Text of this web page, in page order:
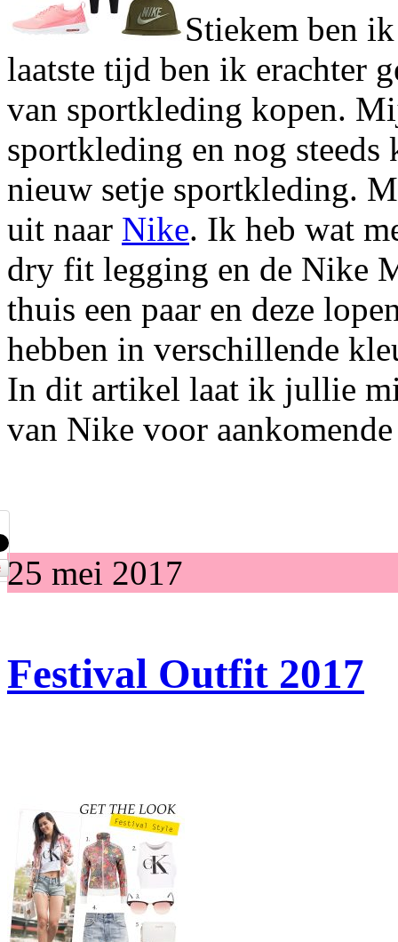
Stiekem ben
laatste tijd ben ik erachter
van sportkleding kopen.
sportkleding en nog steeds
nieuw setje sportkleding.
uit naar Nike. Ik heb wat
dry fit legging en de Nike
thuis een paar en deze
hebben in verschillende
In dit artikel laat ik jullie
van Nike voor
25 mei 2017
Festival Outfit 2017